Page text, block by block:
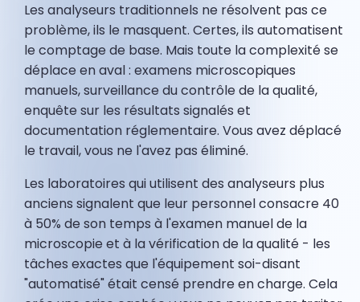
Les analyseurs traditionnels ne résolvent pas ce
problème, ils le masquent. Certes, ils automatisent
le comptage de base. Mais toute la complexité se
déplace en aval : examens microscopiques
manuels, surveillance du contrôle de la qualité,
enquête sur les résultats signalés et
documentation réglementaire. Vous avez déplacé
le travail, vous ne l'avez pas éliminé.
Les laboratoires qui utilisent des analyseurs plus
anciens signalent que leur personnel consacre 40
à 50% de son temps à l'examen manuel de la
microscopie et à la vérification de la qualité - les
tâches exactes que l'équipement soi-disant
"automatisé" était censé prendre en charge. Cela